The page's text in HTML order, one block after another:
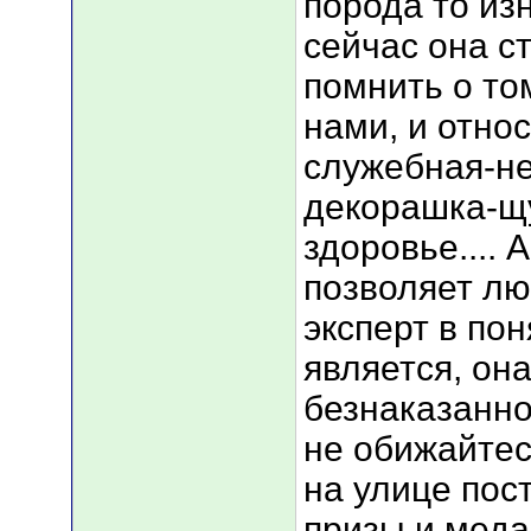
сейчас она
помнить о
нами, и
служебная-
декорашка-
здоровье....
позволяет
эксперт в
является,
не
на улице